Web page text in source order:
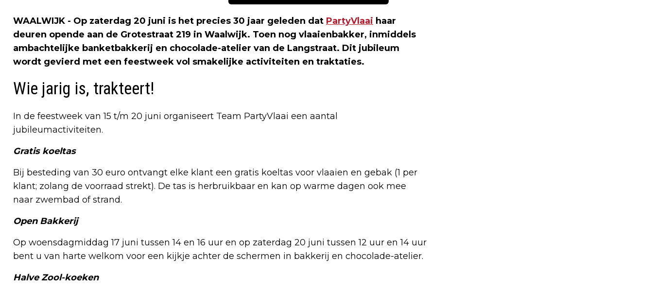
WAALWIJK - Op zaterdag 20 juni is het precies 30 jaar geleden dat PartyVlaai haar
deuren opende aan de Grotestraat 219 in Waalwijk. Toen nog vlaaienbakker, inmiddels
ambachtelijke banketbakkerij en chocolade-atelier van de Langstraat. Dit jubileum
wordt gevierd met een feestweek vol smakelijke activiteiten en traktaties.
Wie jarig is, trakteert!
In de feestweek van 15 t/m 20 juni organiseert Team PartyVlaai een aantal
jubileumactiviteiten.
Gratis koeltas
Bij besteding van 30 euro ontvangt elke klant een gratis koeltas voor vlaaien en gebak (1 per
klant; zolang de voorraad strekt). De tas is herbruikbaar en kan op warme dagen ook mee
naar zwembad of strand.
Open Bakkerij
Op woensdagmiddag 17 juni tussen 14 en 16 uur en op zaterdag 20 juni tussen 12 uur en 14 uur
bent u van harte welkom voor een kijkje achter de schermen in bakkerij en chocolade-atelier.
Halve Zool-koeken